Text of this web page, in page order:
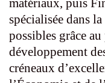
matériaux, puis
spécialisée dans
possibles grâce
développement
créneaux